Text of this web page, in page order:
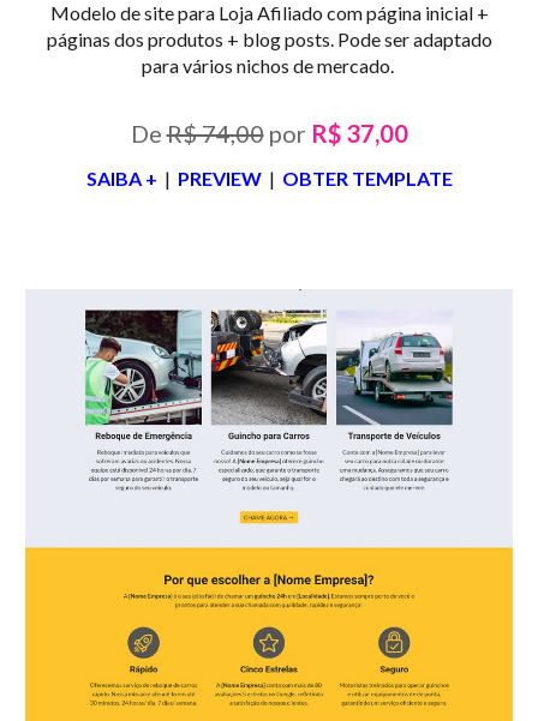
Modelo de site para Loja Afiliado com página inicial +
páginas dos produtos + blog posts. Pode ser adaptado
para vários nichos de mercado.
DeR$ 74,00por R$ 37,00
SAIBA + | PREVIEW| OBTER TEMPLATE